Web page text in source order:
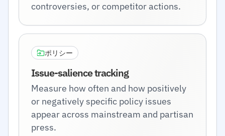
controversies, or competitor actions.
ポリシー
Issue-salience tracking
Measure how often and how positively
or negatively specific policy issues
appear across mainstream and partisan
press.